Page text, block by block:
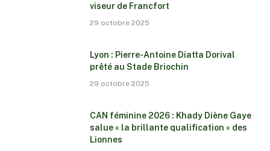
viseur de Francfort
29 octobre 2025
Lyon : Pierre-Antoine Diatta Dorival
prêté au Stade Briochin
29 octobre 2025
CAN féminine 2026 : Khady Diène Gaye
salue « la brillante qualification » des
Lionnes